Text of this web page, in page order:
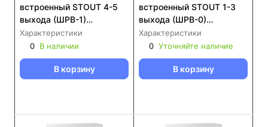
встроенный STOUT 4-5
выхода (ШРВ-1)
670х125х496 (SCC-0002-
000045)
Характеристики
0 В наличии
В корзину
встроенный STOUT 1-3
выхода (ШРВ-0)
670х125х404 (SCC-0002-
000013)
Характеристики
0 Уточняйте наличие
В корзину